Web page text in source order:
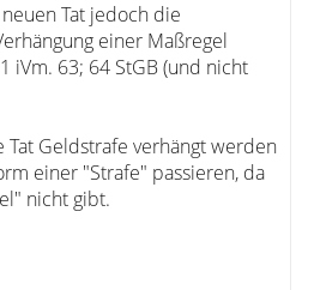
Tat jedoch die
einer Maßregel
iVm. 63; 64 StGB (und nicht
Tat Geldstrafe verhängt werden
einer "Strafe" passieren, da
nicht gibt.